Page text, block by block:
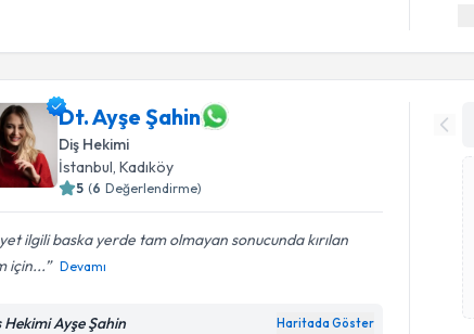
Dt. Ayşe Şahin
Diş Hekimi
İstanbul, Kadıköy
5 (6 Değerlendirme)
ilgili baska yerde tam olmayan sonucunda kırılan
için...
Devamı
Hekimi Ayşe Şahin Haritada Göster